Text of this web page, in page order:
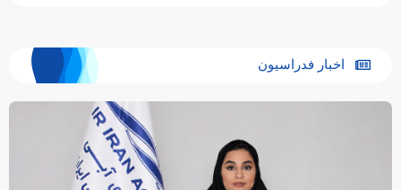
اخبار فدراسیون